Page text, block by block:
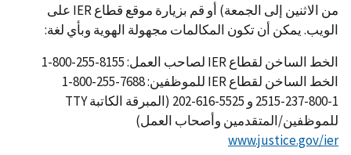
من الاثنين إلى الجمعة) أو قم بزيارة موقع قطاع IER على
الويب. يمكن أن تكون المكالمات مجهولة الهوية وبأي لغة:
الخط الساخن لقطاع IER لصاحب العمل: 8155-255-800-1
الخط الساخن لقطاع IER للموظفين: 7688-255-800-1
2515-237-800-1 و 5525-616-202 (المبرقة الكاتبة TTY
للموظفين/المتقدمين وأصحاب العمل)
www.justice.gov/ier